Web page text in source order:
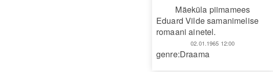
Mäeküla piimamees
Eduard Vilde samanimelise
romaani ainetel.
02.01.1965 12:00
genre:Draama